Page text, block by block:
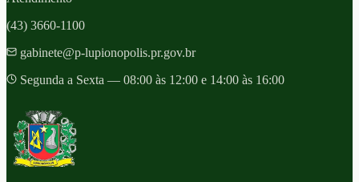
(43) 3660-1100
gabinete@p-lupionopolis.pr.gov.br
Segunda a Sexta — 08:00 às 12:00 e 14:00 às 16:00